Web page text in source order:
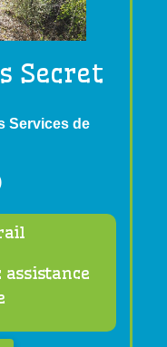
Secret
Services de